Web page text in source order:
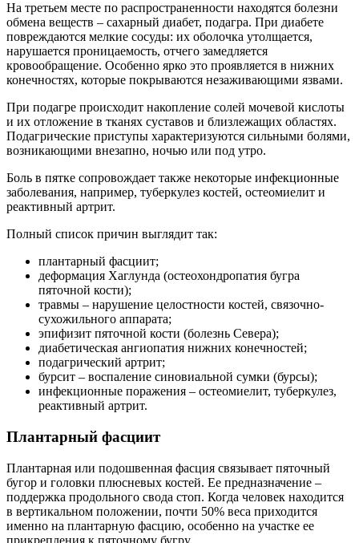
На третьем месте по распространенности находятся болезни
обмена веществ – сахарный диабет, подагра. При диабете
повреждаются мелкие сосуды: их оболочка утолщается,
нарушается проницаемость, отчего замедляется
кровообращение. Особенно ярко это проявляется в нижних
конечностях, которые покрываются незаживающими язвами.
При подагре происходит накопление солей мочевой кислоты
и их отложение в тканях суставов и близлежащих областях.
Подагрические приступы характеризуются сильными болями,
возникающими внезапно, ночью или под утро.
Боль в пятке сопровождает также некоторые инфекционные
заболевания, например, туберкулез костей, остеомиелит и
реактивный артрит.
Полный список причин выглядит так:
плантарный фасциит;
деформация Хаглунда (остеохондропатия бугра
пяточной кости);
травмы – нарушение целостности костей, связочно-
сухожильного аппарата;
эпифизит пяточной кости (болезнь Севера);
диабетическая ангиопатия нижних конечностей;
подагрический артрит;
бурсит – воспаление синовиальной сумки (бурсы);
инфекционные поражения – остеомиелит, туберкулез,
реактивный артрит.
Плантарный фасциит
Плантарная или подошвенная фасция связывает пяточный
бугор и головки плюсневых костей. Ее предназначение –
поддержка продольного свода стоп. Когда человек находится
в вертикальном положении, почти 50% веса приходится
именно на плантарную фасцию, особенно на участке ее
прикрепления к пяточному бугру.